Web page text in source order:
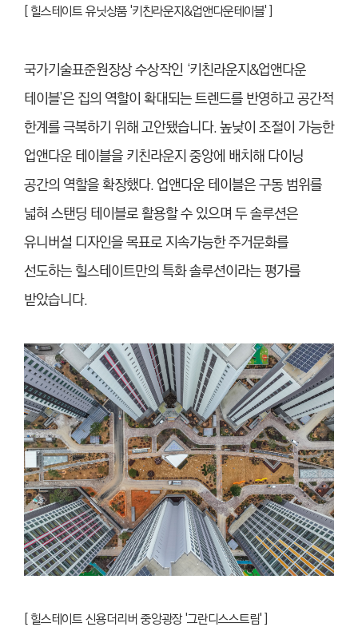
[힐스테이트 유닛상품 '키친라운지&업앤다운테이블' ]
국가기술표준원장상 수상작인 ‘키친라운지&업앤다운
테이블’은 집의 역할이 확대되는 트렌드를 반영하고 공간적
한계를 극복하기 위해 고안됐습니다. 높낮이 조절이 가능한
업앤다운 테이블을 키친라운지 중앙에 배치해 다이닝
공간의 역할을 확장했다. 업앤다운 테이블은 구동 범위를
넓혀 스탠딩 테이블로 활용할 수 있으며 두 솔루션은
유니버설 디자인을 목표로 지속가능한 주거문화를
선도하는 힐스테이트만의 특화 솔루션이라는 평가를
받았습니다.
[힐스테이트 신용더리버 중앙광장 '그란디스스트림' ]